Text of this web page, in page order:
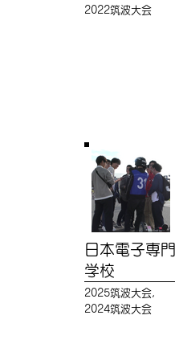
2022筑波大会
日本電子専門
学校
2025筑波大会,
2024筑波大会